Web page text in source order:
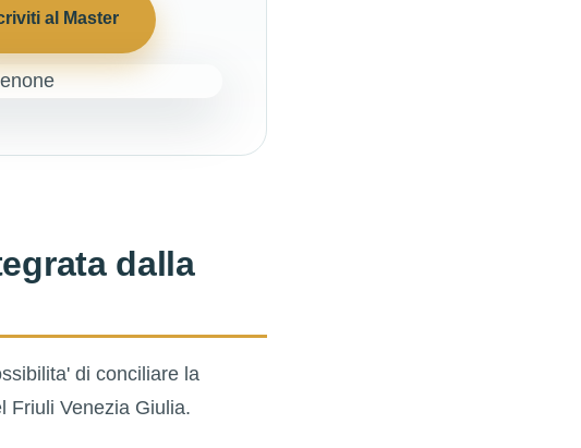
al Master
dalla
di conciliare la
Friuli Venezia Giulia.